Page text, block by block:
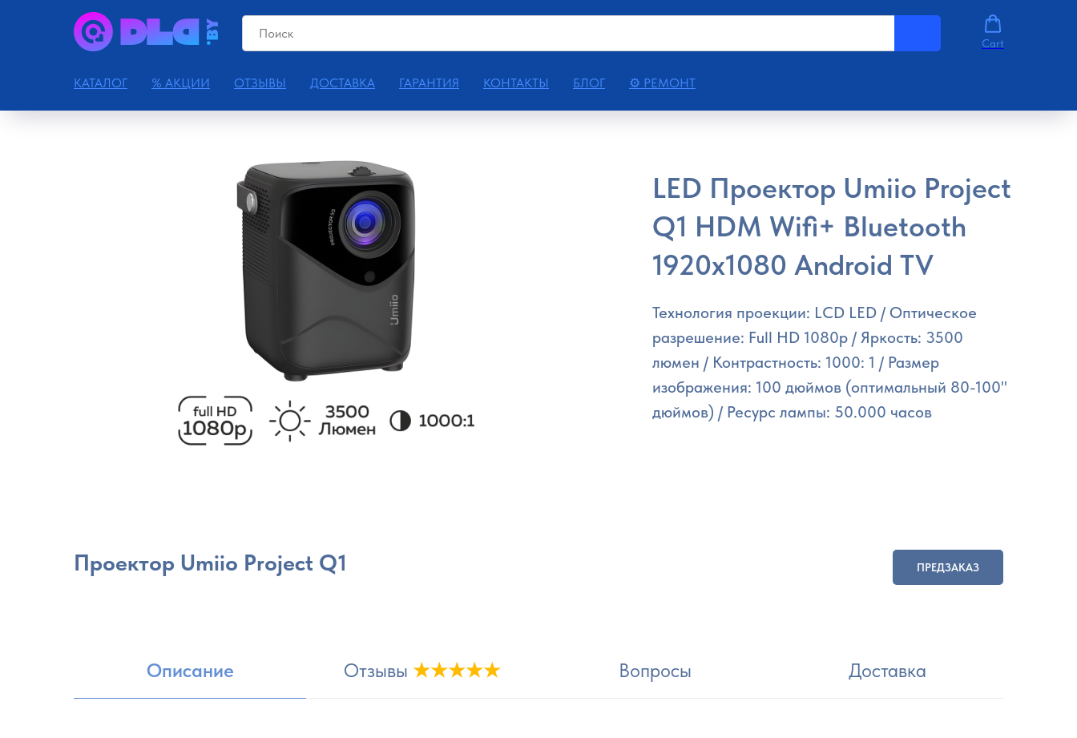
Cart
КАТАЛОГ % АКЦИИ ОТЗЫВЫ ДОСТАВКА ГАРАНТИЯ КОНТАКТЫ БЛОГ ⚙ РЕМОНТ
LED Проектор Umiio Project
Q1 HDM Wifi+ Bluetooth
1920x1080 Android TV
Технология проекции: LCD LED / Оптическое
разрешение: Full HD 1080p / Яркость: 3500
люмен / Контрастность: 1000: 1 / Размер
изображения: 100 дюймов (оптимальный 80-100"
дюймов) / Ресурс лампы: 50.000 часов
Проектор Umiio Project Q1 ПРЕДЗАКАЗ
Описание Отзывы ★★★★★ Вопросы Доставка